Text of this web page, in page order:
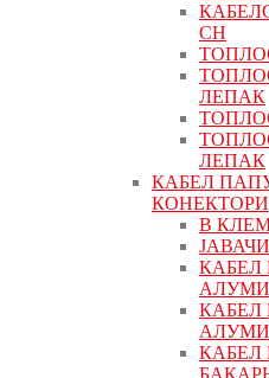
СН
ЛЕПАК
ЛЕПАК
КАБЕЛ
КОНЕКТОРИ
В
КАБЕЛ
КАБЕЛ
КАБЕЛ